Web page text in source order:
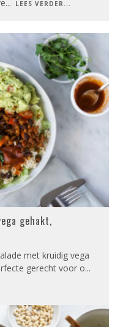
... LEES VERDER...
gehakt,
met kruidig vega
gerecht voor o...